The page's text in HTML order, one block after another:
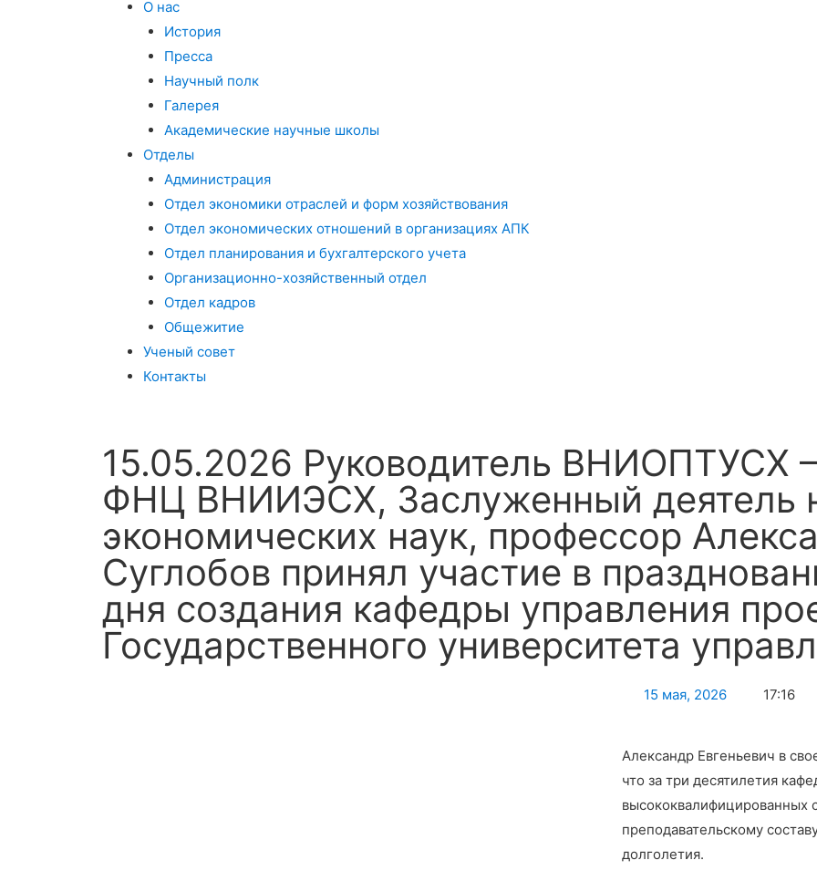
О нас
История
Пресса
Научный полк
Галерея
Академические научные школы
Отделы
Администрация
Отдел экономики отраслей и форм хозяйствования
Отдел экономических отношений в организациях АПК
Отдел планирования и бухгалтерского учета
Организационно-хозяйственный отдел
Отдел кадров
Общежитие
Ученый совет
Контакты
15.05.2026 Руководитель ВНИОПТУСХ
ФНЦ ВНИИЭСХ, Заслуженный деятель
экономических наук, профессор
Суглобов принял участие в
дня создания кафедры управления
Государственного университета
15 мая, 2026 17:16
Александр Евгеньевич в
что за три десятилетия
высококвалифицированных
преподавательскому
долголетия.